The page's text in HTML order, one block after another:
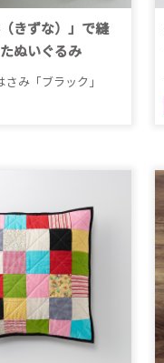
きずな）」で縫
ぬいぐるみ
さみ「ブラック」